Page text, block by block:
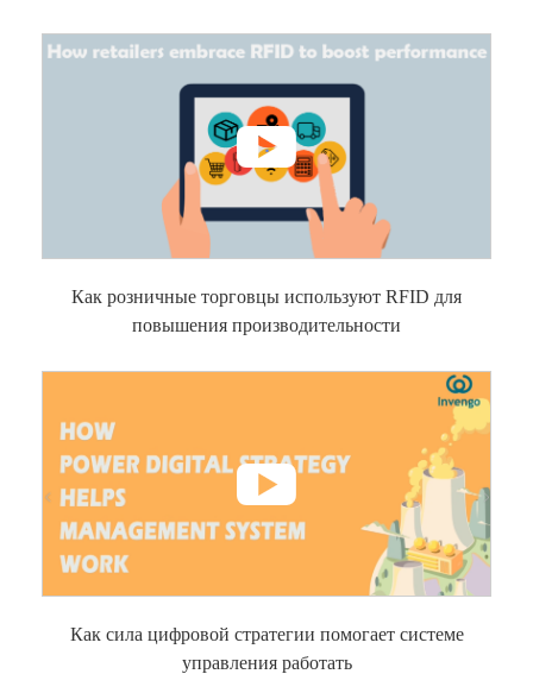

Как розничные торговцы используют RFID для
повышения производительности

Как сила цифровой стратегии помогает системе
управления работать